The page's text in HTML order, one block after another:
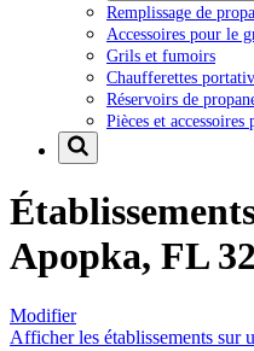
Remplissage de
Accessoires pour le
Grils et fumoirs
Chaufferettes
Réservoirs de
Pièces et
Apopka, FL
Modifier
Afficher les établissements sur